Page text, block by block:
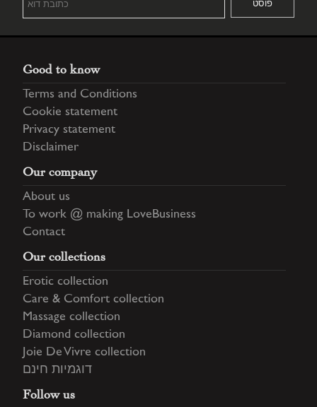
Good to know
Terms and Conditions
Cookie statement
Privacy statement
Disclaimer
Our company
About us
To work @ making LoveBusiness
Contact
Our collections
Erotic collection
Care & Comfort collection
Massage collection
Diamond collection
Joie De Vivre collection
דוגמיות חינם
Follow us